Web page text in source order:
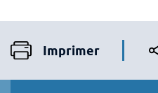
Imprimer